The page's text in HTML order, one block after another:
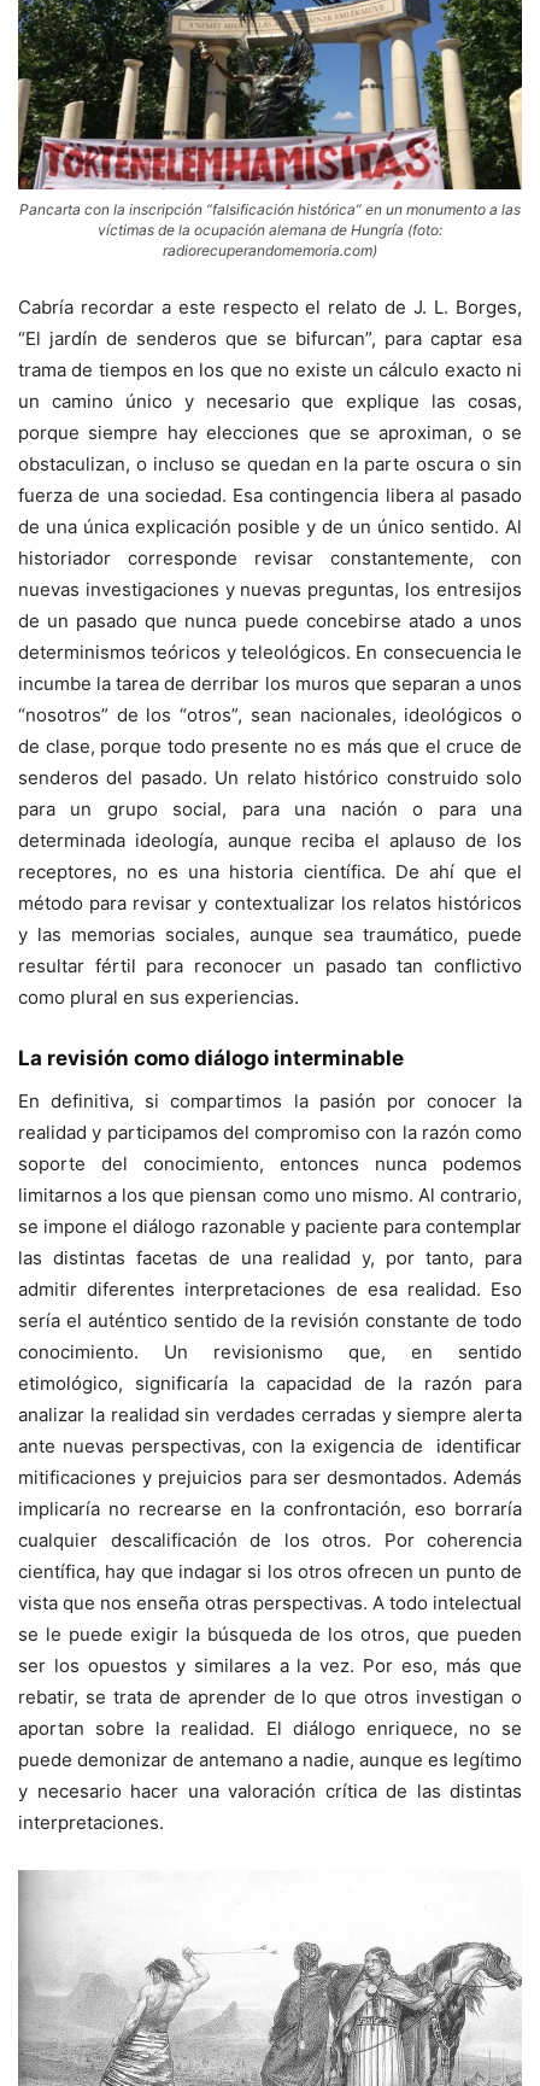
Pancarta con la inscripción “falsificación histórica” en un monumento a las
víctimas de la ocupación alemana de Hungría (foto:
radiorecuperandomemoria.com)
Cabría recordar a este respecto el relato de J. L. Borges,
“El jardín de senderos que se bifurcan”, para captar esa
trama de tiempos en los que no existe un cálculo exacto ni
un camino único y necesario que explique las cosas,
porque siempre hay elecciones que se aproximan, o se
obstaculizan, o incluso se quedan en la parte oscura o sin
fuerza de una sociedad. Esa contingencia libera al pasado
de una única explicación posible y de un único sentido. Al
historiador corresponde revisar constantemente, con
nuevas investigaciones y nuevas preguntas, los entresijos
de un pasado que nunca puede concebirse atado a unos
determinismos teóricos y teleológicos. En consecuencia le
incumbe la tarea de derribar los muros que separan a unos
“nosotros” de los “otros”, sean nacionales, ideológicos o
de clase, porque todo presente no es más que el cruce de
senderos del pasado. Un relato histórico construido solo
para un grupo social, para una nación o para una
determinada ideología, aunque reciba el aplauso de los
receptores, no es una historia científica. De ahí que el
método para revisar y contextualizar los relatos históricos
y las memorias sociales, aunque sea traumático, puede
resultar fértil para reconocer un pasado tan conflictivo
como plural en sus experiencias.
La revisión como diálogo interminable
En definitiva, si compartimos la pasión por conocer la
realidad y participamos del compromiso con la razón como
soporte del conocimiento, entonces nunca podemos
limitarnos a los que piensan como uno mismo. Al contrario,
se impone el diálogo razonable y paciente para contemplar
las distintas facetas de una realidad y, por tanto, para
admitir diferentes interpretaciones de esa realidad. Eso
sería el auténtico sentido de la revisión constante de todo
conocimiento. Un revisionismo que, en sentido
etimológico, significaría la capacidad de la razón para
analizar la realidad sin verdades cerradas y siempre alerta
ante nuevas perspectivas, con la exigencia de identificar
mitificaciones y prejuicios para ser desmontados. Además
implicaría no recrearse en la confrontación, eso borraría
cualquier descalificación de los otros. Por coherencia
científica, hay que indagar si los otros ofrecen un punto de
vista que nos enseña otras perspectivas. A todo intelectual
se le puede exigir la búsqueda de los otros, que pueden
ser los opuestos y similares a la vez. Por eso, más que
rebatir, se trata de aprender de lo que otros investigan o
aportan sobre la realidad. El diálogo enriquece, no se
puede demonizar de antemano a nadie, aunque es legítimo
y necesario hacer una valoración crítica de las distintas
interpretaciones.